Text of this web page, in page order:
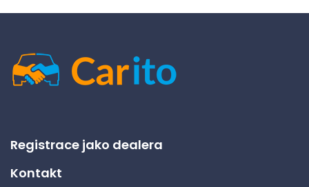
Registrace jako dealera
Kontakt